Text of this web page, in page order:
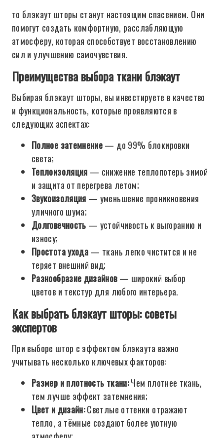
то блэкаут шторы станут настоящим спасением. Они
помогут создать комфортную, расслабляющую
атмосферу, которая способствует восстановлению
сил и улучшению самочувствия.
Преимущества выбора ткани блэкаут
Выбирая блэкаут шторы, вы инвестируете в качество
и функциональность, которые проявляются в
следующих аспектах:
Полное затемнение— до 99% блокировки
света;
Теплоизоляция — снижение теплопотерь зимой
и защита от перегрева летом;
Звукоизоляция — уменьшение проникновения
уличного шума;
Долговечность — устойчивость к выгоранию и
износу;
Простота ухода— ткань легко чистится и не
теряет внешний вид;
Разнообразие дизайнов— широкий выбор
цветов и текстур для любого интерьера.
Как выбрать блэкаут шторы: советы
экспертов
При выборе штор с эффектом блэкаута важно
учитывать несколько ключевых факторов:
Размер и плотность ткани:Чем плотнее ткань,
тем лучше эффект затемнения;
Цвет и дизайн:Светлые оттенки отражают
тепло, а тёмные создают более уютную